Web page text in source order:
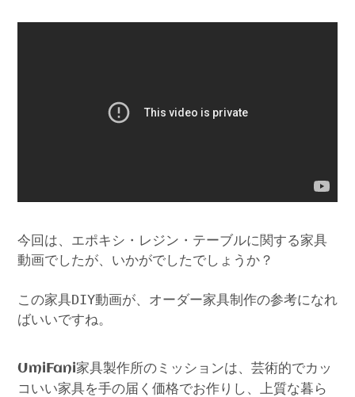
今回は、エポキシ・レジン・テーブルに関する家具
動画でしたが、いかがでしたでしょうか？
この家具DIY動画が、オーダー家具制作の参考になれ
ばいいですね。
UmiFani家具製作所のミッションは、芸術的でカッ
コいい家具を手の届く価格でお作りし、上質な暮ら